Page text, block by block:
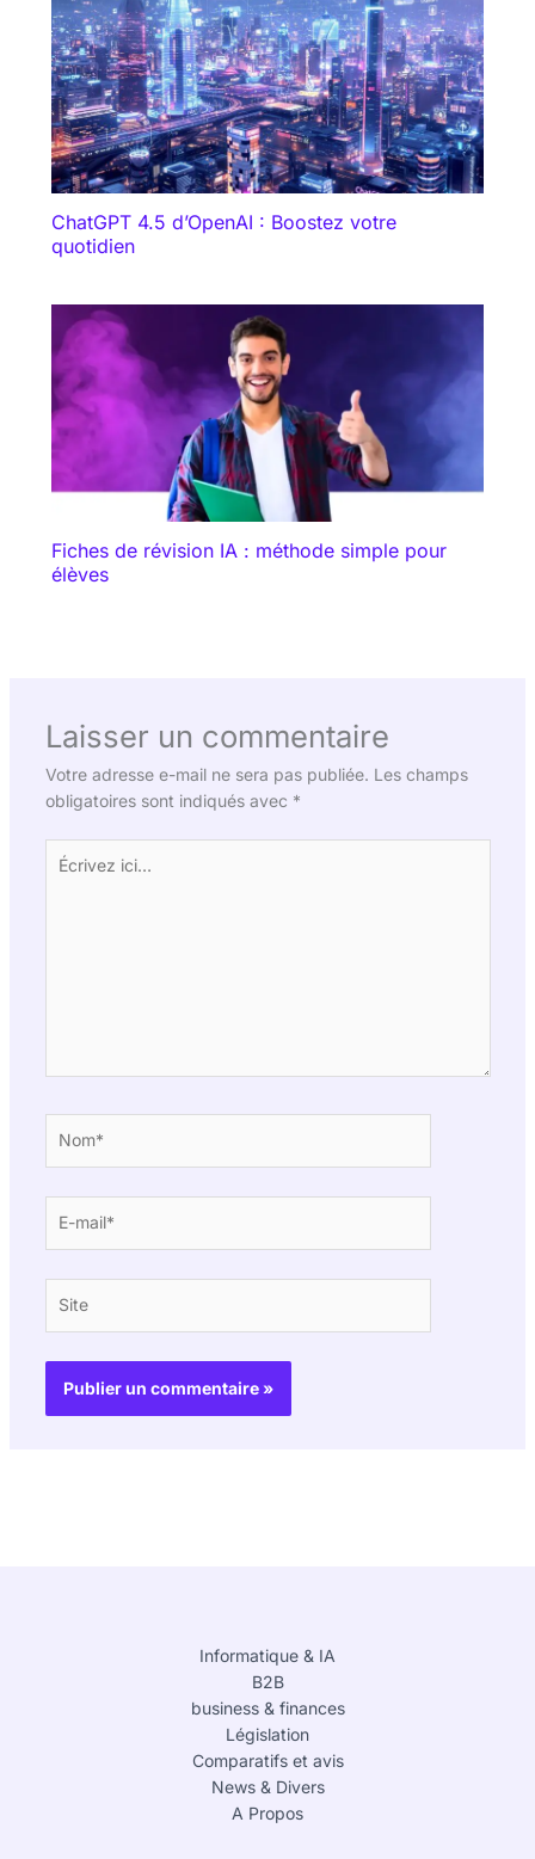
ChatGPT 4.5 d’OpenAI : Boostez votre
quotidien
Fiches de révision IA : méthode simple pour
élèves
Laisser un commentaire
Votre adresse e-mail ne sera pas publiée. Les champs
obligatoires sont indiqués avec *
Écrivez
ici…
mail*
Informatique & IA
B2B
business & finances
Législation
Comparatifs et avis
News & Divers
A Propos